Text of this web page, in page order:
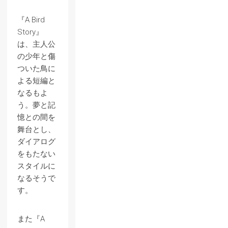
『A Bird
Story』
は、主人公
の少年と傷
ついた鳥に
よる短編と
なるもよ
う。夢と記
憶との間を
舞台とし、
ダイアログ
をもたない
スタイルに
なるそうで
す。
また『A